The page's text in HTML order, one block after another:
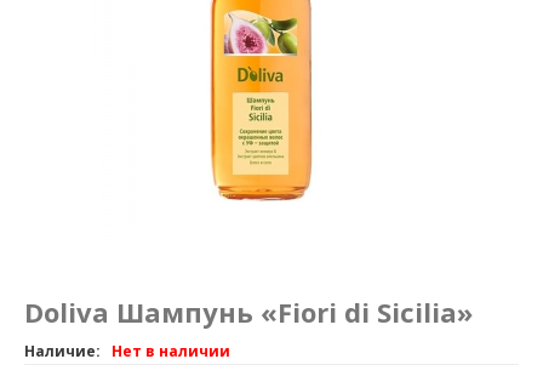
Doliva Шампунь «Fiori di Sicilia»
Наличие: Нет в наличии